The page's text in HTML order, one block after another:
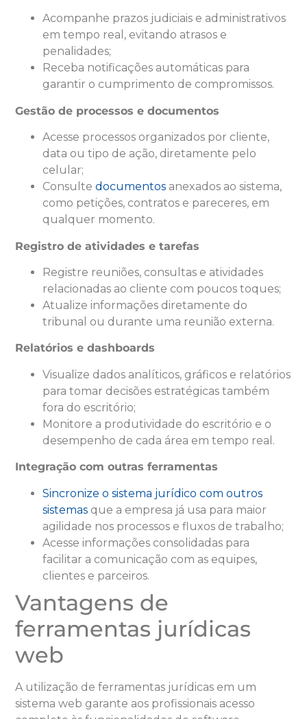
Acompanhe prazos judiciais e administrativos
em tempo real, evitando atrasos e
penalidades;
Receba notificações automáticas para
garantir o cumprimento de compromissos.
Gestão de processos e documentos
Acesse processos organizados por cliente,
data ou tipo de ação, diretamente pelo
celular;
Consultedocumentos anexados ao sistema,
como petições, contratos e pareceres, em
qualquer momento.
Registro de atividades e tarefas
Registre reuniões, consultas e atividades
relacionadas ao cliente com poucos toques;
Atualize informações diretamente do
tribunal ou durante uma reunião externa.
Relatórios e dashboards
Visualize dados analíticos, gráficos e relatórios
para tomar decisões estratégicas também
fora do escritório;
Monitore a produtividade do escritório e o
desempenho de cada área em tempo real.
Integração com outras ferramentas
Sincronize o sistema jurídico com outros
sistemas que a empresa já usa para maior
agilidade nos processos e fluxos de trabalho;
Acesse informações consolidadas para
facilitar a comunicação com as equipes,
clientes e parceiros.
Vantagens de
ferramentas jurídicas
web
A utilização de ferramentas jurídicas em um
sistema web garante aos profissionais acesso